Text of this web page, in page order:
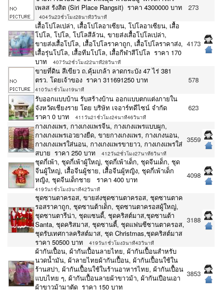
เพลส รังสิต (Siri Place Rangsit) ราคา 4300000 บาท
404วัน23ชั่วโมง28นาที3วินาที
273
เสื้อโปโลเปล่า, เสื้อโปโลอาเซียน, โปโลอาเซียน, เสื้อ
โปโล, โปโล, โปโลสีล้วน, ขายส่งเสื้อโปโลเปล่า,
ขายส่งเสื้อโปโล, เสื้อโปโลราคาถูก, เสื้อโปโลราคาส่ง,
เสื้อรุ่นโปโล, เสื้อทีมโปโล, เสื้อกีฬาสีโปโล ราคา 170
บาท
407วัน2ชั่วโมง22นาที28วินาที
4173
ขายที่ดิน สีเขียว ถ.คุ้มเกล้า ลาดกระบัง 47 ไร่ 381
ตรว. โดยเจ้าของ ราคา 311691250 บาท
410วัน1ชั่วโมง19นาที
578
รับออกเเบบบ้าน รับสร้างบ้าน ออกเเบบตกเเต่งภายใน
จังหวัดเชียงราย โดย บริษัท เจอาร์ทดีไซน์ จำกัด
ราคา 0 บาท
411วัน21ชั่วโมง24นาที46วินาที
623
กางเกงแพร, กางเกงแพรจีน, กางเกงแพรแบบผูก,
กางเกงแพรเอวยางยืด, ขายกางเกงแพร, กางเกงนอน,
กางเกงแพรใส่นอน, กางเกงแพรขายาว, กางเกงแพรใส่
สบาย ราคา 250 บาท
412วัน2ชั่วโมง27นาที6วินาที
3559
ชุดกี่เพ้า, ชุดกี่เพ้าผู้ใหญ่, ชุดกี่เพ้าเด็ก, ชุดจีนเด็ก, ชุด
จีนผู้ใหญ่, เสื้อจีนผู้ชาย, เสื้อจีนผู้หญิง, ชุดกี่เพ้าเด็ก
หญิง, ชุดจีนเด็กชาย ราคา 400 บาท
419วัน1ชั่วโมง3นาที42วินาที
4098
ชุดซานตาครอส, ขายส่งชุดซานตาครอส, ชุดซานตาค
รอสราคาถูก, ชุดซานต้าเด็ก, ชุดซานตาครอสผู้ใหญ่,
ชุดซานตารีน่า, ชุดแซนดี้, ชุดคริสต์มาส,ชุดซานต้า
Santa, ชุดคริสมาส, ชุดซานตี้, ชุดแฟนซีซานตาครอส,
ชุดรับเทศกาลคริสต์มาส, ชุด Christmas,ชุดคริสต์มาส
ราคา 50500 บาท
419วัน1ชั่วโมง3นาที43วินาที
3188
ผ้ากันเปื้อน, ผ้ากันเปื้อนลายไทย, ผ้ากันเปื้อนสำหรับ
นวดน้ำมัน, ผ้าลายไทยผ้ากันเปื้อน, ผ้ากันเปื้อนใช้ใน
ร้านสปา, ผ้ากันเปื้อนใช้ในร้านอาหารไทย, ผ้ากันเปื้อน
แบบไทย ๆ, ผ้ากันเปื้อนลายผ้าขาวม้า, ผ้ากันเปือนเอา
ผ้าขาวม้ามาตัด ราคา 150 บาท
3853